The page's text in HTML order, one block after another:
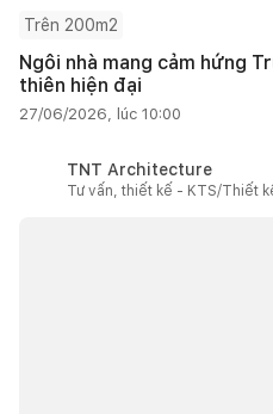
Trên 200m2
Ngôi nhà mang cảm hứng
thiên hiện đại
27/06/2026, lúc 10:00
TNT Architecture
Tư vấn, thiết kế - KTS/Thiết